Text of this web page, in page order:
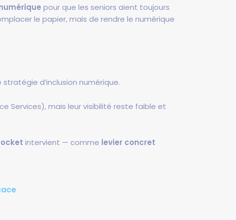
pour que les seniors aient toujours
le papier, mais de rendre le numérique
d’inclusion numérique.
Services), mais leur visibilité reste faible et
intervient — comme levier concret